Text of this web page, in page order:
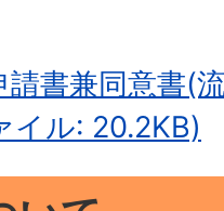
請書兼同意書(
イル: 20.2KB)